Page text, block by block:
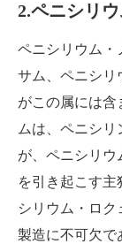
2.ペニシリ
ペニシリウム・
サム、ペニシリ
がこの属には含
ムは、ペニシリ
が、ペニシリウ
を引き起こす
シリウム・ロ
製造に不可欠で